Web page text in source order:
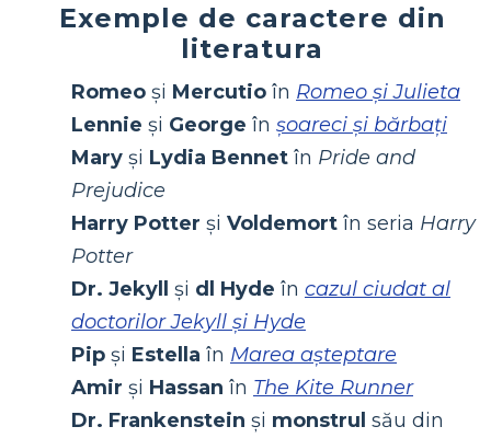
Exemple de caractere din
literatura
Romeo și Mercutio în Romeo și Julieta
Lennie și George în șoareci și bărbați
Mary și Lydia Bennet în Pride and
Prejudice
Harry Potter și Voldemort în seria Harry
Potter
Dr. Jekyll
și dl Hyde în cazul ciudat al
doctorilor Jekyll și Hyde
Pip și Estella în Marea așteptare
Amir și Hassan în The Kite Runner
Dr. Frankenstein și monstrul său din